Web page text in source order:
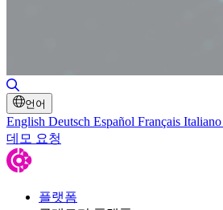
언어
English Deutsch Español Français Italiano
데모 요청
플랫폼